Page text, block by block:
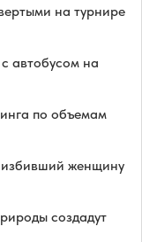
на турнире
автобусом на
по объемам
избивший женщину
создадут